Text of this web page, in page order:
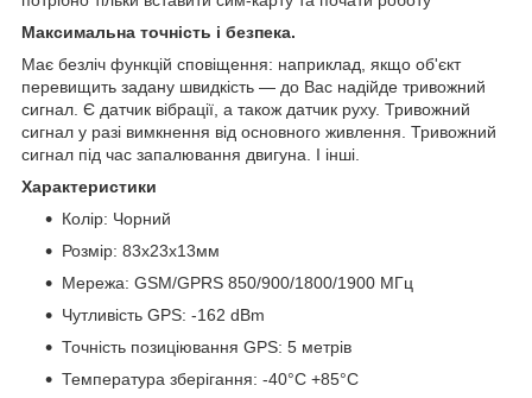
Максимальна точність і безпека.
Має безліч функцій сповіщення: наприклад, якщо об'єкт
перевищить задану швидкість — до Вас надійде тривожний
сигнал. Є датчик вібрації, а також датчик руху. Тривожний
сигнал у разі вимкнення від основного живлення. Тривожний
сигнал під час запалювання двигуна. І інші.
Характеристики
Колір: Чорний
Розмір: 83х23x13мм
Мережа: GSM/GPRS 850/900/1800/1900 МГц
Чутливість GPS: -162 dBm
Точність позиціювання GPS: 5 метрів
Температура зберігання: -40°C +85°C